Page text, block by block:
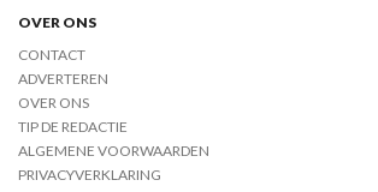
OVER ONS
CONTACT
ADVERTEREN
OVER ONS
TIP DE REDACTIE
ALGEMENE VOORWAARDEN
PRIVACYVERKLARING